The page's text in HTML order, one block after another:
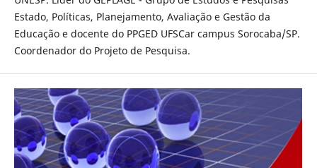
Estado, Políticas, Planejamento, Avaliação e Gestão da
Educação e docente do PPGED UFSCar campus Sorocaba/SP.
Coordenador do Projeto de Pesquisa.